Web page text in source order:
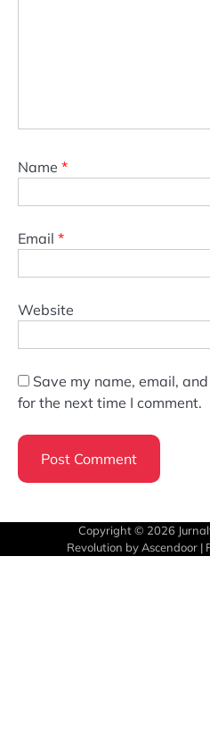
Name *
Email *
Website
Save my name, email,
for the next time I comment.
Copyright © 2026
Revolution byAscendoor |